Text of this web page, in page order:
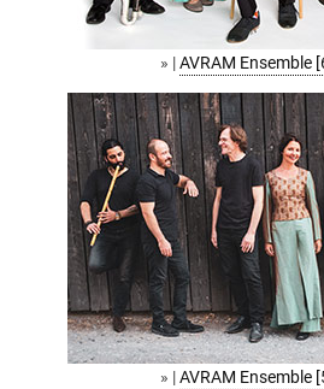
» |AVRAM Ensemble
» |AVRAM Ensemble